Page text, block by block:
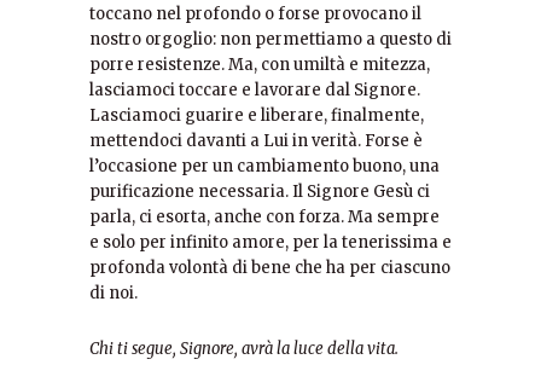
toccano nel profondo o forse provocano il
nostro orgoglio: non permettiamo a questo di
porre resistenze. Ma, con umiltà e mitezza,
lasciamoci toccare e lavorare dal Signore.
Lasciamoci guarire e liberare, finalmente,
mettendoci davanti a Lui in verità. Forse è
l’occasione per un cambiamento buono, una
purificazione necessaria. Il Signore Gesù ci
parla, ci esorta, anche con forza. Ma sempre
e solo per infinito amore, per la tenerissima e
profonda volontà di bene che ha per ciascuno
di noi.
Chi ti segue, Signore, avrà la luce della vita.